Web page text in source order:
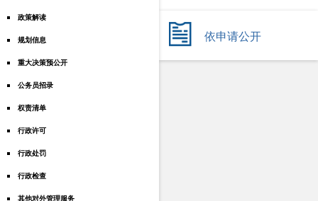
政策解读
规划信息
重大决策预公开
公务员招录
权责清单
行政许可
行政处罚
行政检查
其他对外管理服务
依申请公开